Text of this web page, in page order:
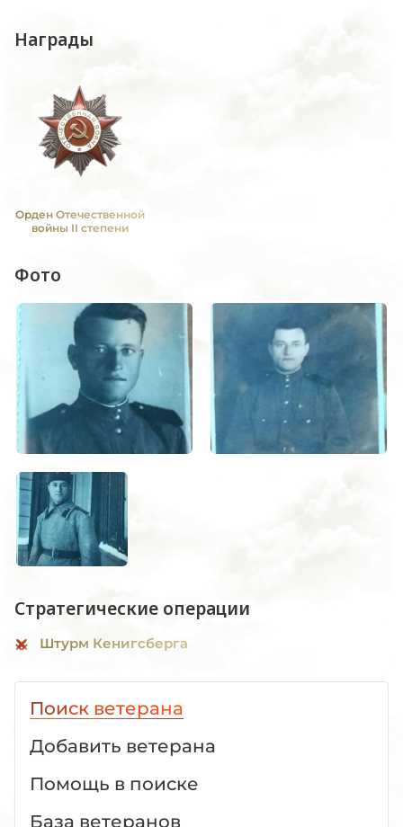
Награды
Орден Отечественной
войны II степени
Фото
Стратегические операции
Штурм Кенигсберга
Поиск ветерана
Добавить ветерана
Помощь в поиске
База ветеранов